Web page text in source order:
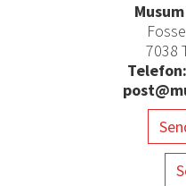
7038